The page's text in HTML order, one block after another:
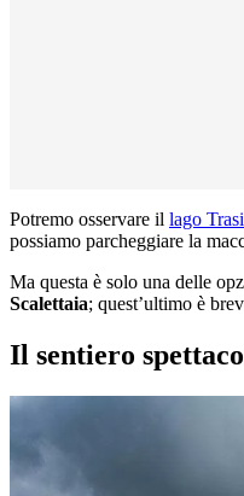
Potremo osservare il lago
possiamo parcheggiare la
Ma questa è solo una delle
Scalettaia; quest’ultimo è
Il sentiero